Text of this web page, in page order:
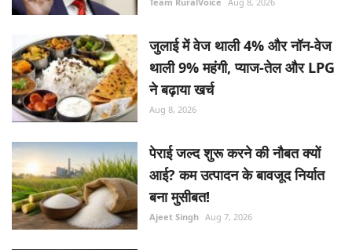
जुलाई में वेज थाली 4% और नॉन-वेज
थाली 9% महंगी, प्याज-तेल और LPG
ने बढ़ाया खर्च
Aug 8, 2026
पेराई जल्द शुरू करने की नौबत क्यों
आई? कम उत्पादन के बावजूद निर्यात
बना मुसीबत!
Ajeet Singh Aug 7, 2026